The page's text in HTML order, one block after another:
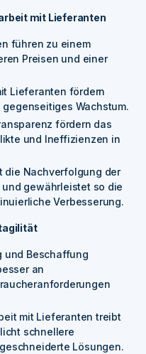
mit Lieferanten
führen zu einem
Preisen und einer
Lieferanten fördern
Wachstum.
fördern das
und Ineffizienzen in
die Nachverfolgung der
gewährleistet so die
Verbesserung.
und Beschaffung
an
mit Lieferanten treibt
schnellere
Lösungen.